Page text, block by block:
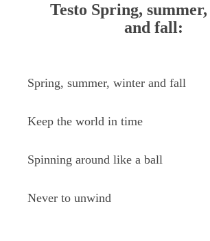
Testo Spring,
and fall:
Spring, summer, winter and fall
Keep the world in time
Spinning around like a ball
Never to unwind